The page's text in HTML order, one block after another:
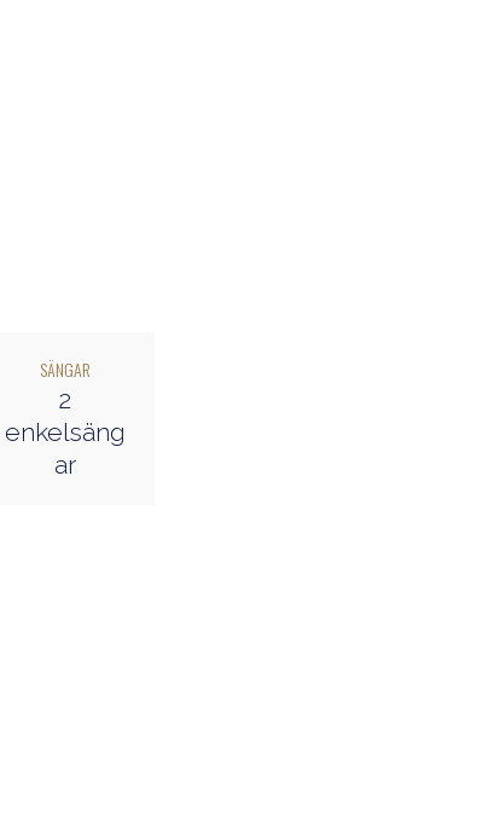
SÄNGAR
2
enkelsäng
ar